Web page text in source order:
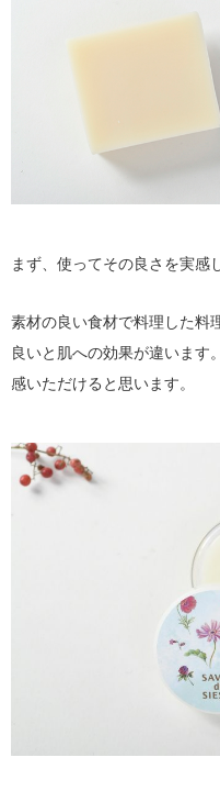
まず、使ってその良さを実感
素材の良い食材で料理した料
良いと肌への効果が違います
感いただけると思います。